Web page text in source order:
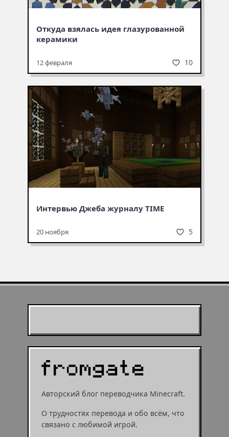
Откуда взялась идея глазурованной
керамики
12 февраля 10
Интервью Джеба журналу TIME
20 ноября 5
Авторский блог переводчика Minecraft.
О трудностях перевода и обо всём, что
связано с любимой игрой.
муушрумом или мушрумом